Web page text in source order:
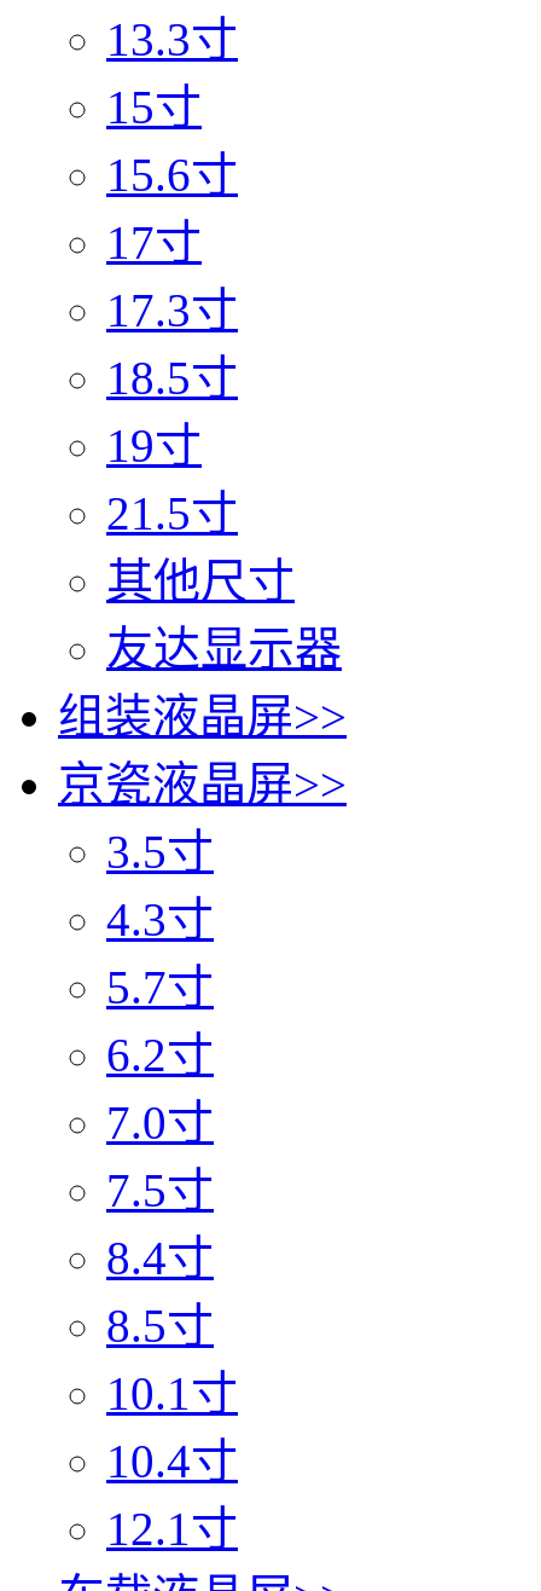
13.3寸
15寸
15.6寸
17寸
17.3寸
18.5寸
19寸
21.5寸
其他尺寸
友达显示器
组装液晶屏>>
京瓷液晶屏>>
3.5寸
4.3寸
5.7寸
6.2寸
7.0寸
7.5寸
8.4寸
8.5寸
10.1寸
10.4寸
12.1寸